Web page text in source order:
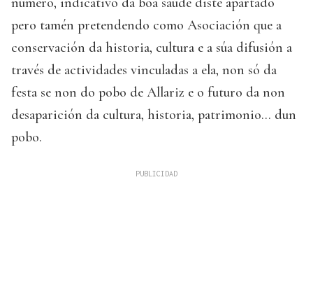
pero tamén pretendendo como Asociación que a
conservación da historia, cultura e a súa difusión a
través de actividades vinculadas a ela, non só da
festa se non do pobo de Allariz e o futuro da non
desaparición da cultura, historia, patrimonio… dun
pobo.